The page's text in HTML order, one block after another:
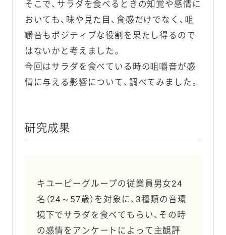
そこで、サラダを食べるときの知覚や感情に
おいても、味や見た目、食感だけでなく、咀
嚼音もポジティブな役割を果たし得るので
はないかと考えました。
今回はサラダを食べている時の咀嚼音が感
情に与える影響について、調べてみました。
研究成果
キユーピーグループの従業員男女24
名（24～57歳）を対象に、3種類の音環
境下でサラダを食べてもらい、その時
の感情をアンケートによって主観評